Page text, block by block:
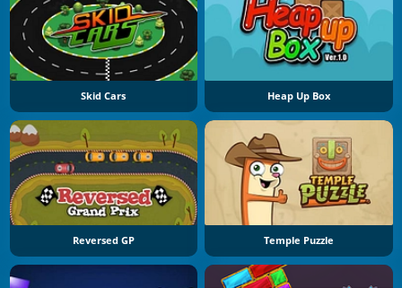
Skid Cars Heap Up Box
Reversed GP Temple Puzzle